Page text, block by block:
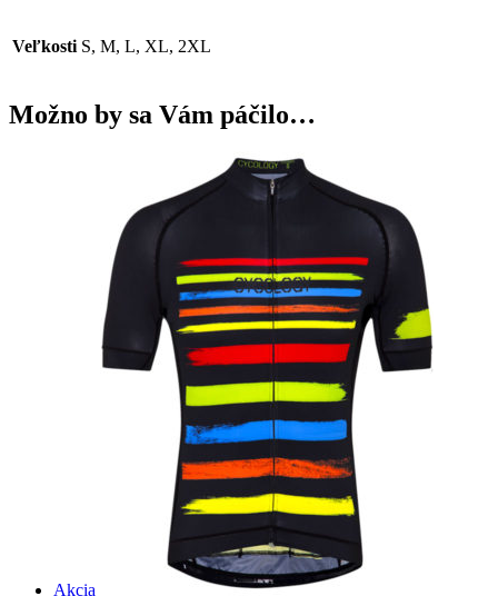
Veľkosti S, M, L, XL, 2XL
Možno by sa Vám páčilo…
Akcia